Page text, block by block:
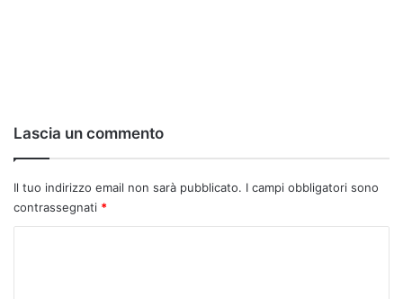
Lascia un commento
Il tuo indirizzo email non sarà pubblicato. I campi obbligatori sono
contrassegnati *